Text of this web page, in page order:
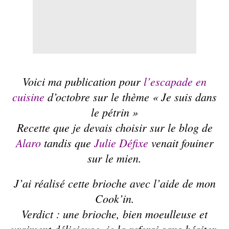
Voici ma publication pour l’escapade en
cuisine d’octobre sur le thème « Je suis dans
le pétrin »
Recette que je devais choisir sur le blog de
Alaro tandis que Julie Défixe venait fouiner
sur le mien.
J’ai réalisé cette brioche avec l’aide de mon
Cook’in.
Verdict : une brioche, bien moeulleuse et